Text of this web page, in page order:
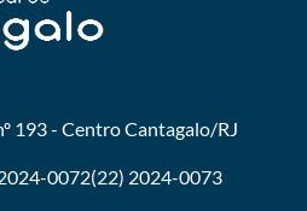
193 - CentroCantagalo/RJ
0072(22) 2024-0073